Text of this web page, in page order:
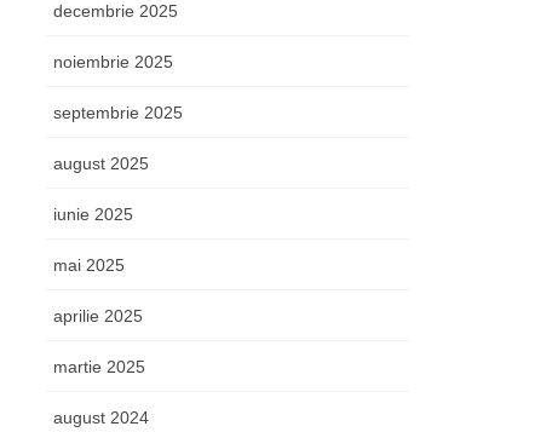
decembrie 2025
noiembrie 2025
septembrie 2025
august 2025
iunie 2025
mai 2025
aprilie 2025
martie 2025
august 2024